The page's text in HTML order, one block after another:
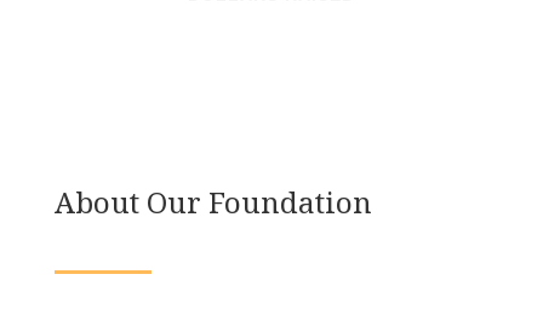
About Our Foundation